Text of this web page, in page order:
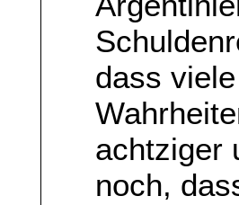
dass
achtziger
noch,